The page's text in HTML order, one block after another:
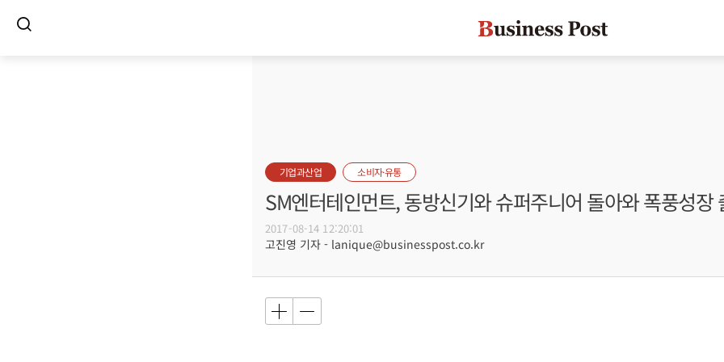
기업과산업 소비자·유통
SM엔터테인먼트, 동방신기와 슈퍼주니어 돌아와 폭풍성장
2017-08-14 12:20:01
고진영 기자 - lanique@businesspost.co.kr